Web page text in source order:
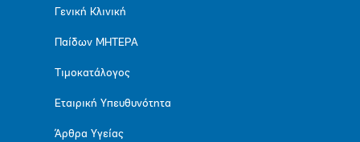
Γενική Κλινική
Παίδων ΜΗΤΕΡΑ
Τιμοκατάλογος
Εταιρική Υπευθυνότητα
Άρθρα Υγείας